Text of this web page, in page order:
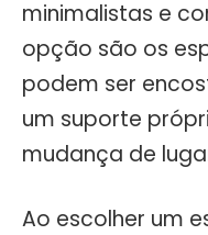
minimalistas e
opção são os
podem ser
um suporte
mudança de
Ao escolher um